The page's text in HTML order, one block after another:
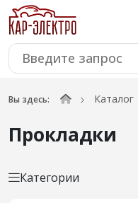
Вы здесь: Каталог
Прокладки
Категории